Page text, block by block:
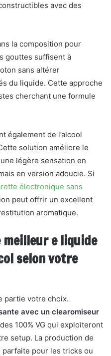
avec des
la composition pour
gouttes suffisent à
sans altérer
du liquide. Cette approche
cherchant une formule
également de l’alcool
solution améliore le
légère sensation en
en version adoucie. Si
électronique sans
peut offrir un excellent
aromatique.
e liquide
selon votre
partie votre choix.
avec un clearomiseur
100% VG qui exploiteront
setup. La production de
pour les tricks ou